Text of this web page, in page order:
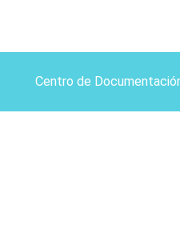
Centro de